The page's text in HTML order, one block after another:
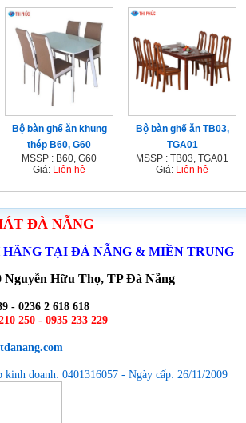
Bộ bàn ghế ăn khung
thép B60, G60
MSSP : B60, G60
Giá: Liên hệ
Bộ bàn ghế ăn TB03,
TGA01
MSSP : TB03, TGA01
Giá: Liên hệ
ĐÀ NẴNG
TẠI ĐÀ NẴNG & MIỀN TRUNG
Nguyễn Hữu Thọ, TP Đà Nẵng
- 0236 2 618 618
250 - 0935 233 229
doanh: 0401316057 - Ngày cấp: 26/11/2009